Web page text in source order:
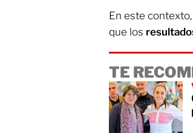
En este
que los
TE